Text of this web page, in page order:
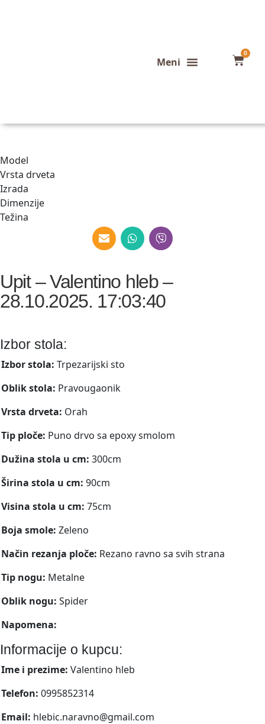
0
Model
Vrsta drveta
Izrada
Dimenzije
Težina
Upit – Valentino hleb –
28.10.2025. 17:03:40
Izbor stola:
Izbor stola: Trpezarijski sto
Oblik stola: Pravougaonik
Vrsta drveta: Orah
Tip ploče: Puno drvo sa epoxy smolom
Dužina stola u cm: 300cm
Širina stola u cm: 90cm
Visina stola u cm: 75cm
Boja smole: Zeleno
Način rezanja ploče: Rezano ravno sa svih strana
Tip nogu: Metalne
Oblik nogu: Spider
Napomena:
Informacije o kupcu:
Ime i prezime: Valentino hleb
Telefon: 0995852314
Email: hlebic.naravno@gmail.com